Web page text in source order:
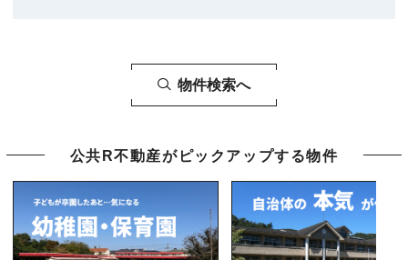
物件検索へ
公共R不動産がピックアップする物件